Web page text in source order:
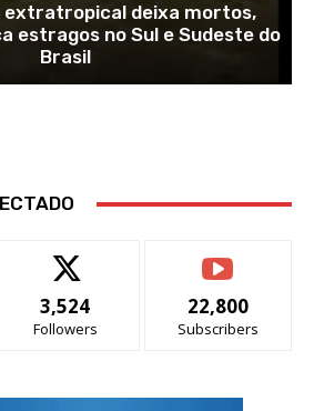
extratropical deixa mortos,
estragos no Sul e Sudeste do
Brasil
3,524
Followers
22,800
Subscribers